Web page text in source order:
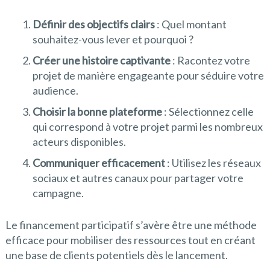
Définir des objectifs clairs: Quel montant
souhaitez-vous lever et pourquoi ?
Créer une histoire captivante: Racontez votre
projet de manière engageante pour séduire votre
audience.
Choisir la bonne plateforme: Sélectionnez celle
qui correspond à votre projet parmi les nombreux
acteurs disponibles.
Communiquer efficacement: Utilisez les réseaux
sociaux et autres canaux pour partager votre
campagne.
Le financement participatif s’avère être une méthode
efficace pour mobiliser des ressources tout en créant
une base de clients potentiels dès le lancement.